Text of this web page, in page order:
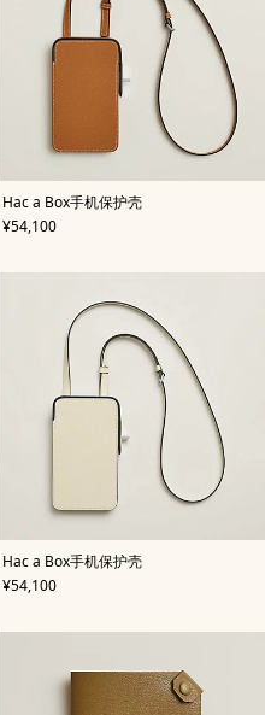
Hac a Box手机保护壳
,颜
色:
米
然
,
价格
¥54,100
Hac a Box手机保护壳
,颜
色:
白
,
价格
¥54,100